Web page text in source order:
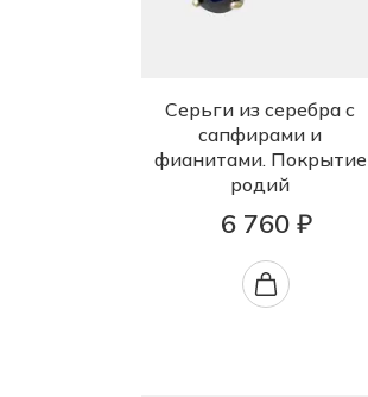
Серьги из серебра с
сапфирами и
фианитами. Покрытие
родий
6 760 ₽